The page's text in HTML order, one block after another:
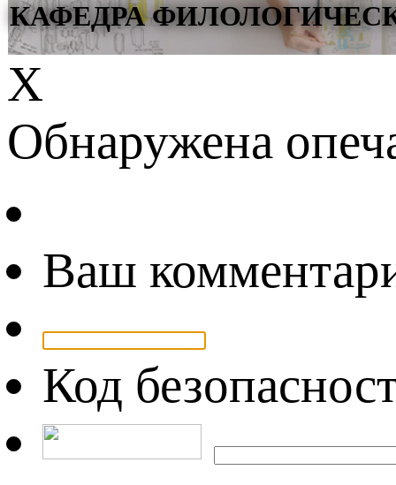
КАФЕДРА
Х
Обнаружена
Ваш
Код